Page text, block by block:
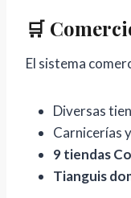
🛒
El sistema
Diversas
Carnicerías
9 tiendas
Tianguis